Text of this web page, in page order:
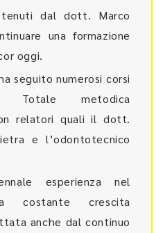
tenuti dal dott. Marco
una formazione
oggi.
seguito numerosi corsi
Totale metodica
relatori quali il dott.
e l’odontotecnico
esperienza nel
crescita
anche dal continuo